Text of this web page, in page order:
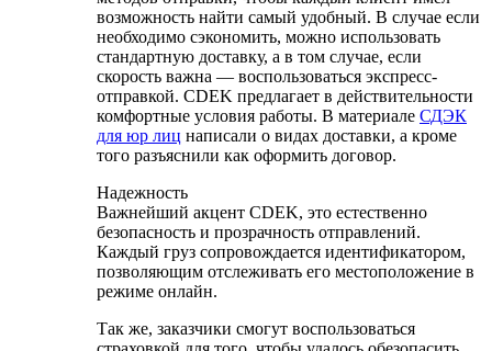
возможность найти самый удобный. В случае если
необходимо сэкономить, можно использовать
стандартную доставку, а в том случае, если
скорость важна — воспользоваться экспресс-
отправкой. CDEK предлагает в действительности
комфортные условия работы. В материале СДЭК
для юр лиц написали о видах доставки, а кроме
того разъяснили как оформить договор.
Надежность
Важнейший акцент CDEK, это естественно
безопасность и прозрачность отправлений.
Каждый груз сопровождается идентификатором,
позволяющим отслеживать его местоположение в
режиме онлайн.
Так же, заказчики смогут воспользоваться